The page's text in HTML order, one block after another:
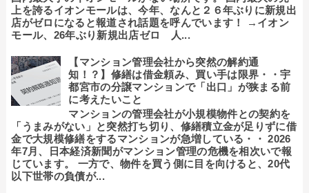
上を誇るイオンモールは、今年、なんと２６年ぶりに新規出
店がゼロになると報道され話題を呼んでいます！ →イオン
モール、26年ぶり新規出店ゼロ 人...
【マンション管理会社から突然の解約通
知！？】修繕は借金頼み、買い手は限界・・宇
都宮市の分譲マンションで「出口」が狭まる前
に考えたいこと
マンションの管理会社が小規模物件との契約を
「うまみがない」と突然打ち切り、修繕積立金が足りずに借
金で大規模修繕をするマンションが急増している・・ 2026
年7月、日本経済新聞がマンション管理の危機を相次いで報
じています。 一方で、物件を買う側に目を向けると、20代
以下世帯の負債が...